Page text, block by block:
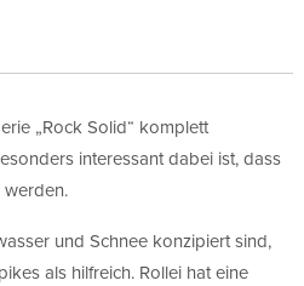
„Rock Solid“ komplett
interessant dabei ist, dass
und Schnee konzipiert sind,
als hilfreich. Rollei hat eine